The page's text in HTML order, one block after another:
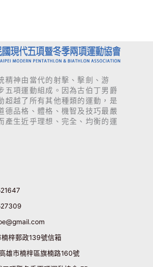
精神由當代的射擊、擊劍、游
五項運動組成。因為古伯丁男爵
超越了所有其他種類的運動，是
德品格、體格、機智及技巧最嚴
產生近乎理想、完全、均衡的運
梓郵政139號信箱
雄市楠梓區旗楠路160號